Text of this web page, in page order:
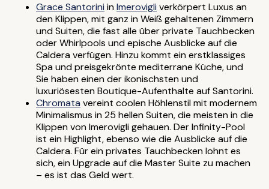
Grace Santorini inImerovigli verkörpert Luxus an
den Klippen, mit ganz in Weiß gehaltenen Zimmern
und Suiten, die fast alle über private Tauchbecken
oder Whirlpools und epische Ausblicke auf die
Caldera verfügen. Hinzu kommt ein erstklassiges
Spa und preisgekrönte mediterrane Küche, und
Sie haben einen der ikonischsten und
luxuriösesten Boutique-Aufenthalte auf Santorini.
Chromata vereint coolen Höhlenstil mit modernem
Minimalismus in 25 hellen Suiten, die meisten in die
Klippen von Imerovigli gehauen. Der Infinity-Pool
ist ein Highlight, ebenso wie die Ausblicke auf die
Caldera. Für ein privates Tauchbecken lohnt es
sich, ein Upgrade auf die Master Suite zu machen
– es ist das Geld wert.